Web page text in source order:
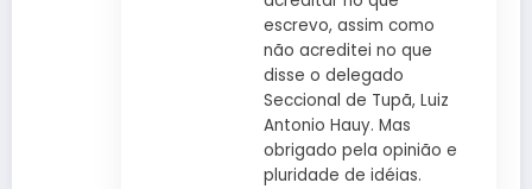
escrevo, assim como
não acreditei no que
disse o delegado
Seccional de Tupã, Luiz
Antonio Hauy. Mas
obrigado pela opinião e
pluridade de idéias.